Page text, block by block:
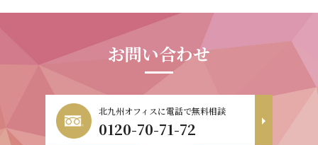
お問い合わせ
北九州オフィスに電話で無料相談
0120-70-71-72